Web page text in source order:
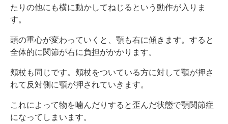
たりの他にも横に動かしてねじるという動作が入りま
す。
頭の重心が変わっていくと、顎も右に傾きます。すると
全体的に関節が右に負担がかかります。
頬杖も同じです。頬杖をついている方に対して顎が押さ
れて反対側に顎が押されていきます。
これによって物を噛んだりすると歪んだ状態で顎関節症
になってしまいます。